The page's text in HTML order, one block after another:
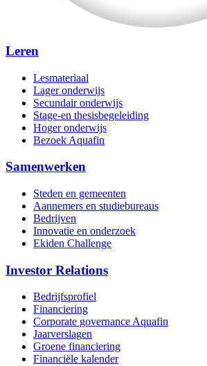
Leren
Lesmateriaal
Lager onderwijs
Secundair onderwijs
Stage-en thesisbegeleiding
Hoger onderwijs
Bezoek Aquafin
Samenwerken
Steden en gemeenten
Aannemers en studiebureaus
Bedrijven
Innovatie en onderzoek
Ekiden Challenge
Investor Relations
Bedrijfsprofiel
Financiering
Corporate governance Aquafin
Jaarverslagen
Groene financiering
Financiële kalender